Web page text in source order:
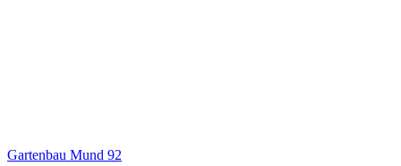
Gartenbau Mund 92